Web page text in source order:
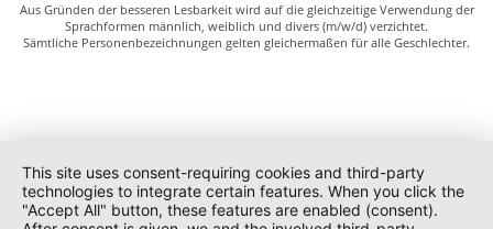
Aus Gründen der besseren Lesbarkeit wird auf die gleichzeitige Verwendung der
Sprachformen männlich, weiblich und divers (m/w/d) verzichtet.
Sämtliche Personenbezeichnungen gelten gleichermaßen für alle Geschlechter.
This site uses consent-requiring cookies and third-party
technologies to integrate certain features. When you click the
"Accept All" button, these features are enabled (consent).